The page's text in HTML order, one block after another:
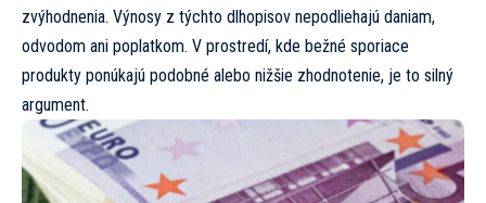
zvýhodnenia. Výnosy z týchto dlhopisov nepodliehajú daniam,
odvodom ani poplatkom. V prostredí, kde bežné sporiace
produkty ponúkajú podobné alebo nižšie zhodnotenie, je to silný
argument.